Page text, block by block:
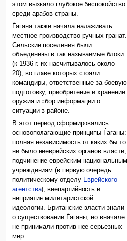
этом вызвало глубокое беспокойство
среди арабов страны.
Ѓагана также начала налаживать
местное производство ручных гранат.
Сельские поселения были
объединены в так называемые блоки
(к 1936 г. их насчитывалось около
20), во главе которых стояли
командиры, ответственные за боевую
подготовку, приобретение и хранение
оружия и сбор информации о
ситуации в районе.
В этот период сформировались
основополагающие принципы Ѓаганы:
полная независимость от каких бы то
ни было нееврейских органов власти,
подчинение еврейским национальным
учреждениям (в первую очередь
политическому отделу Еврейского
агентства), внепартийность и
неприятие милитаристской
идеологии. Британские власти знали
о существовании Ѓаганы, но вначале
не принимали против нее серьезных
мер.